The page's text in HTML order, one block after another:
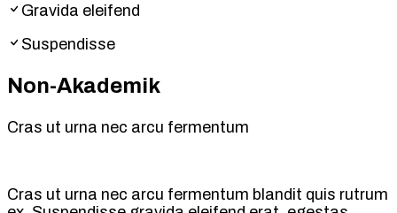
Gravida eleifend
Suspendisse
Non-Akademik
Cras ut urna nec arcu fermentum
Cras ut urna nec arcu fermentum blandit quis rutrum